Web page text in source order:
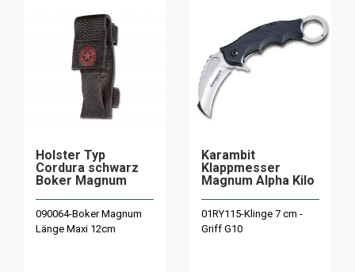
Holster Typ
Cordura schwarz
Boker Magnum
090064-Boker Magnum
Länge Maxi 12cm
Karambit
Klappmesser
Magnum Alpha Kilo
01RY115-Klinge 7 cm -
Griff G10